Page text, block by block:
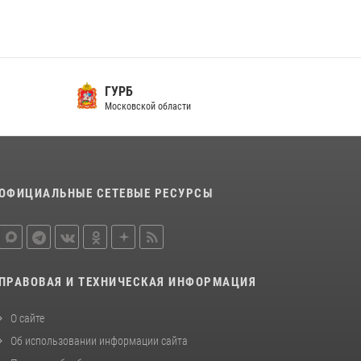
В подмосковном главке Росгвардии выявили
в преодолении полосы препятствий со
ГУРБ
Московской области
СЕТЕВЫЕ РЕСУРСЫ
ПРАВОВАЯ И ТЕХНИЧЕСКАЯ ИНФОРМАЦИЯ
О сайте
Об использовании информации сайта